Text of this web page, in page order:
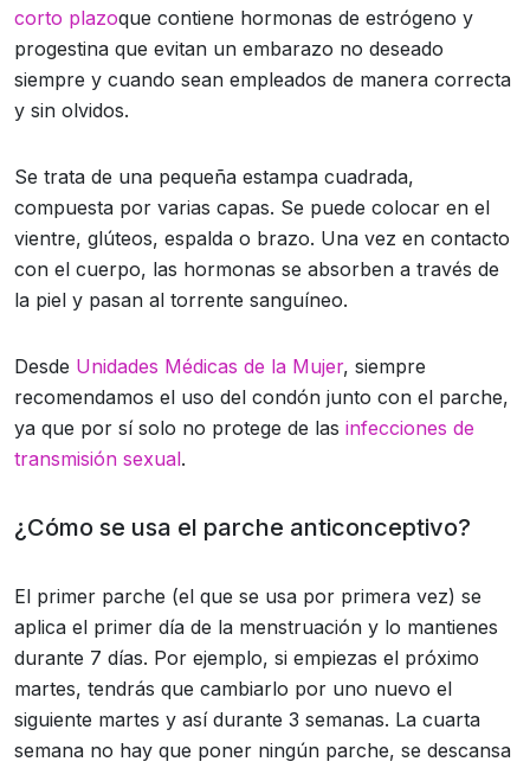
corto plazoque contiene hormonas de estrógeno y
progestina que evitan un embarazo no deseado
siempre y cuando sean empleados de manera correcta
y sin olvidos.
Se trata de una pequeña estampa cuadrada,
compuesta por varias capas. Se puede colocar en el
vientre, glúteos, espalda o brazo. Una vez en contacto
con el cuerpo, las hormonas se absorben a través de
la piel y pasan al torrente sanguíneo.
Desde Unidades Médicas de la Mujer, siempre
recomendamos el uso del condón junto con el parche,
ya que por sí solo no protege de las infecciones de
transmisión sexual.
¿Cómo se usa el parche anticonceptivo?
El primer parche (el que se usa por primera vez) se
aplica el primer día de la menstruación y lo mantienes
durante 7 días. Por ejemplo, si empiezas el próximo
martes, tendrás que cambiarlo por uno nuevo el
siguiente martes y así durante 3 semanas. La cuarta
semana no hay que poner ningún parche, se descansa